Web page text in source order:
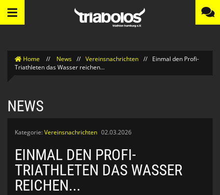
Home // News // Vereinsnachrichten //
Einmal den Profi-
Triathleten das Wasser reichen...
NEWS
Kategorie:Vereinsnachrichten 02.03.2026
EINMAL DEN PROFI-
TRIATHLETEN DAS WASSER
REICHEN...